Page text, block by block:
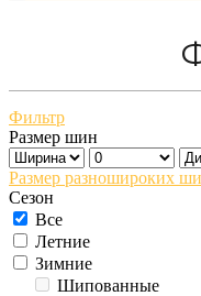
Фильтр
Размер шин
Размер разношироких
Сезон
Все
Летние
Зимние
Шипованные